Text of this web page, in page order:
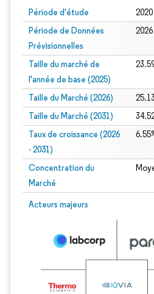
Période d'étude
Période de Données
Prévisionnelles
Taille du marché de
l'année de base (2025)
Taille du Marché (2026)
Taille du Marché (2031)
Taux de croissance (2026
- 2031)
Concentration du
Marché
Acteurs majeurs
Image © Mordor Intelligence. La